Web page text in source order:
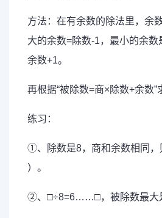
方法：在有余数的除法里，余
大的余数=除数-1，最小的余
余数+1。
再根据“被除数=商×除数+余数”
练习：
①、除数是8，商和余数相同，
）。
②、□÷8=6……□，被除数最大